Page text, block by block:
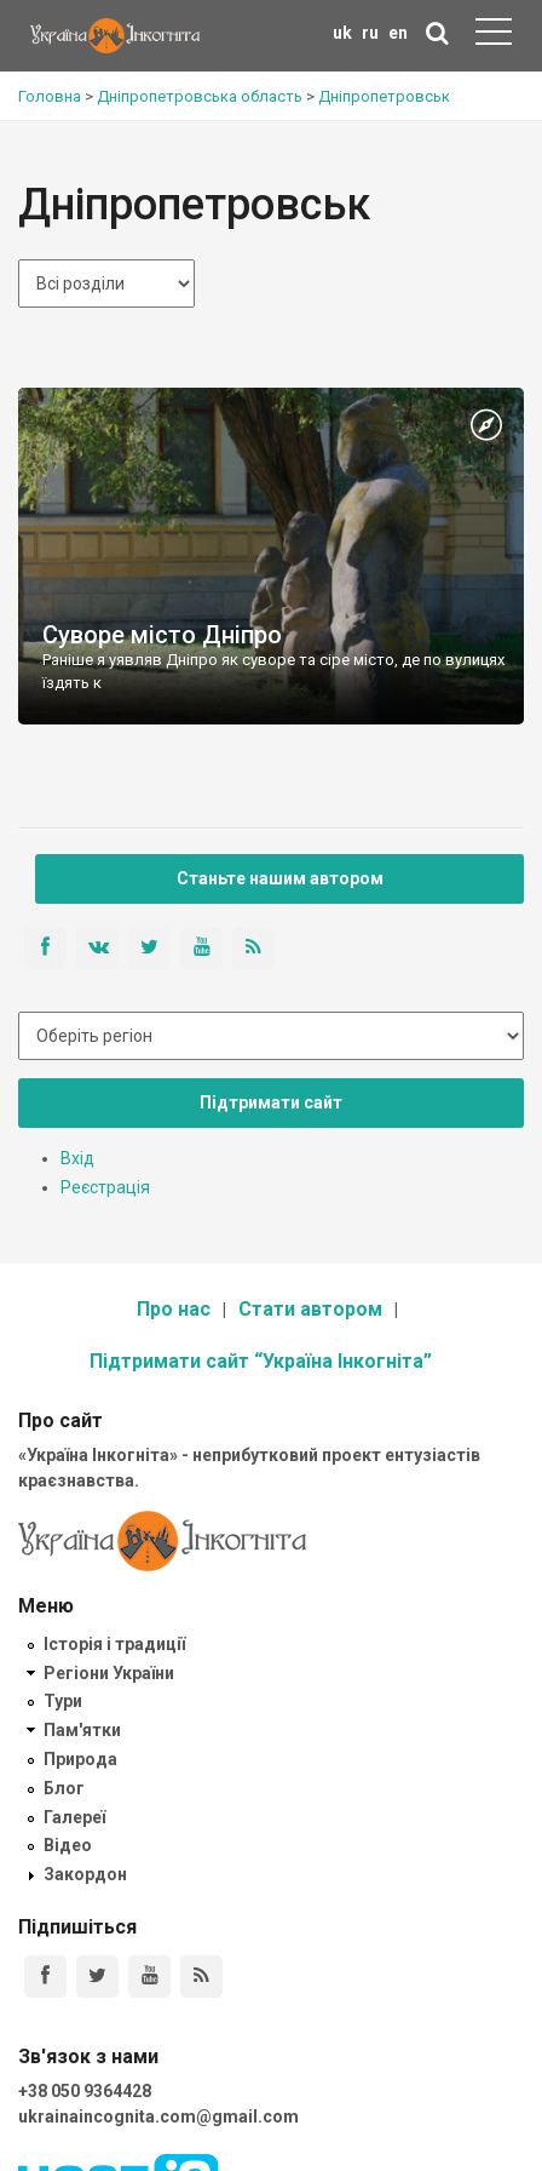
uk ru en
Головна > Дніпропетровська область > Дніпропетровськ
Дніпропетровськ
Суворе місто Дніпро
Раніше я уявляв Дніпро як суворе та сіре місто, де по вулицях
їздять к
Станьте нашим автором
Підтримати сайт
Вхід
Реєстрація
Про нас Стати автором
Підтримати сайт “Україна Інкогніта”
Про сайт
«Україна Інкогніта» - неприбутковий проект ентузіастів
краєзнавства.
Меню
Історія і традиції
Регіони України
Тури
Пам'ятки
Природа
Блог
Галереї
Відео
Закордон
Підпишіться
Зв'язок з нами
+38 050 9364428
ukrainaincognita.com@gmail.com